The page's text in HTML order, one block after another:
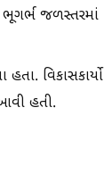
જળસ્તરમાં
વિકાસકાર્યો
હતી.